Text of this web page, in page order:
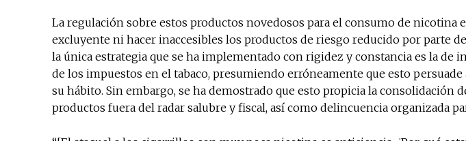
La regulación sobre estos productos novedosos para el consumo de nicotina
excluyente ni hacer inaccesibles los productos de riesgo reducido por parte
la única estrategia que se ha implementado con rigidez y constancia es la de
de los impuestos en el tabaco, presumiendo erróneamente que esto
su hábito. Sin embargo, se ha demostrado que esto propicia la consolidación
productos fuera del radar salubre y fiscal, así como delincuencia organizada